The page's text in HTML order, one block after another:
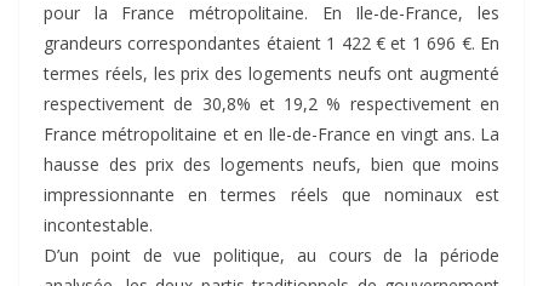
pour la France métropolitaine. En Ile-de-France, les
grandeurs correspondantes étaient 1 422 € et 1 696 €. En
termes réels, les prix des logements neufs ont augmenté
respectivement de 30,8% et 19,2 % respectivement en
France métropolitaine et en Ile-de-France en vingt ans. La
hausse des prix des logements neufs, bien que moins
impressionnante en termes réels que nominaux est
incontestable.
D’un point de vue politique, au cours de la période